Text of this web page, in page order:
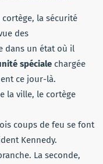
la sécurité
des
dans un état où il
spéciale chargée
ce jour-là.
la ville, le cortège
coups de feu se font
Kennedy.
La seconde,